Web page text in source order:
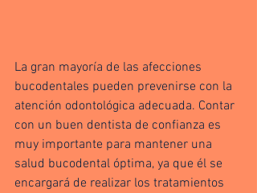
La gran mayoría de las afecciones
bucodentales pueden prevenirse con la
atención odontológica adecuada. Contar
con un buen dentista de confianza es
muy importante para mantener una
salud bucodental óptima, ya que él se
encargará de realizar los tratamientos